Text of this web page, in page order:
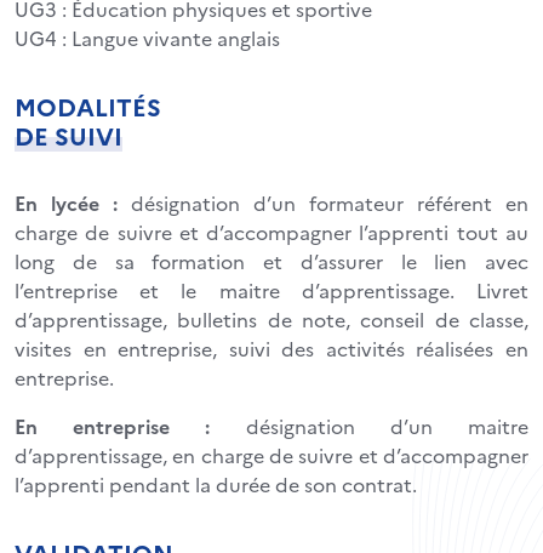
UG3 : Éducation physiques et sportive
UG4 : Langue vivante anglais
MODALITÉS
DE SUIVI
En lycée : désignation d’un formateur référent en
charge de suivre et d’accompagner l’apprenti tout au
long de sa formation et d’assurer le lien avec
l’entreprise et le maitre d’apprentissage. Livret
d’apprentissage, bulletins de note, conseil de classe,
visites en entreprise, suivi des activités réalisées en
entreprise.
En entreprise : désignation d’un maitre
d’apprentissage, en charge de suivre et d’accompagner
l’apprenti pendant la durée de son contrat.